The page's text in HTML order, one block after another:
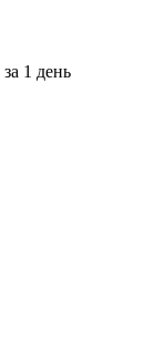
за 1 день